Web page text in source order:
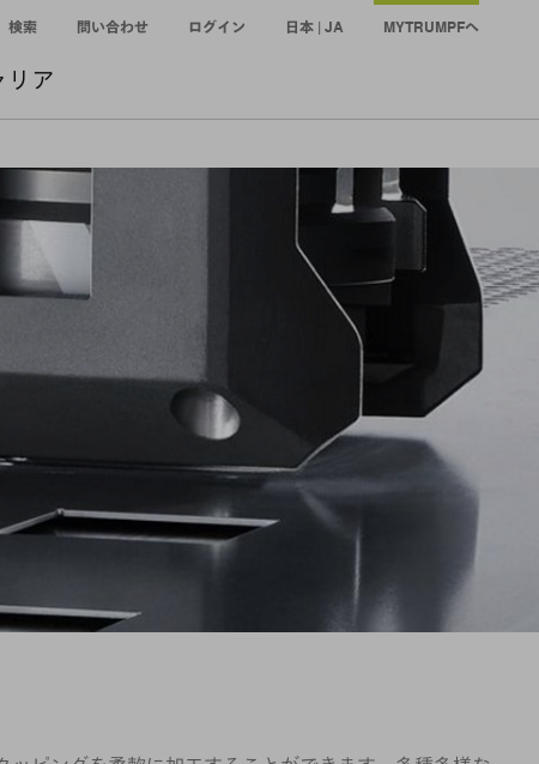
リア
検索 問い合わせ ログイン 日本 | JA MYTRUMPFへ